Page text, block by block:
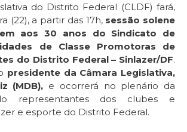
do Distrito Federal (CLDF) fará,
(22), a partir das 17h, sessão solene
aos 30 anos do Sindicato de
de Classe Promotoras de
do Distrito Federal – Sinlazer/DF.
presidente da Câmara Legislativa,
(MDB), e ocorrerá no plenário da
representantes dos clubes e
e esporte do Distrito Federal.